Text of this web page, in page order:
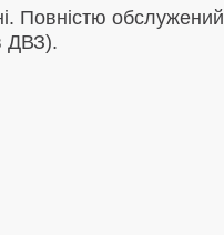
Повністю обслужений
ДВЗ).